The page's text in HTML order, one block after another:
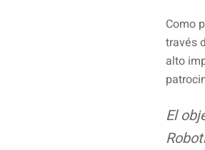
Como
través
alto
El